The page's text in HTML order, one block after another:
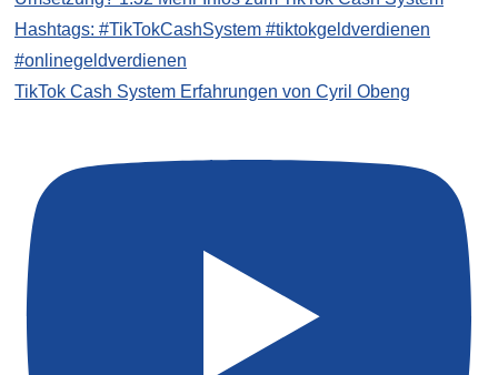
TikTok Cash System Erfahrungen von Cyril Obeng